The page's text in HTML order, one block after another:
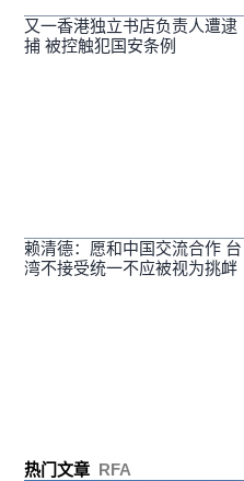
又一香港独立书店负责人遭逮
捕 被控触犯国安条例
赖清德：愿和中国交流合作 台
湾不接受统一不应被视为挑衅
热门文章 RFA